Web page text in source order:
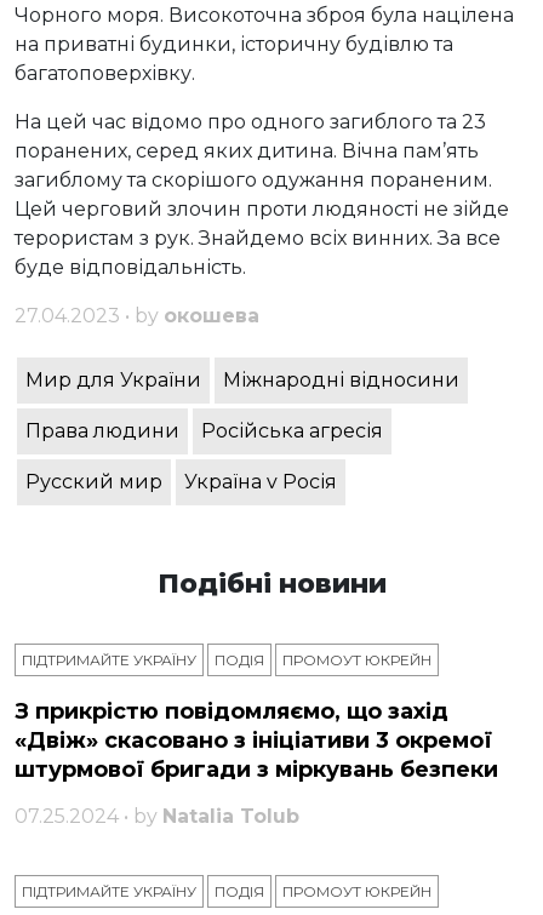
Чорного моря. Високоточна зброя була націлена
на приватні будинки, історичну будівлю та
багатоповерхівку.
На цей час відомо про одного загиблого та 23
поранених, серед яких дитина. Вічна пам’ять
загиблому та скорішого одужання пораненим.
Цей черговий злочин проти людяності не зійде
терористам з рук. Знайдемо всіх винних. За все
буде відповідальність.
27.04.2023 • by окошева
Мир для України Міжнародні відносини
Права людини Російська агресія
Русский мир Україна v Росія
Подібні новини
ПІДТРИМАЙТЕ УКРАЇНУ ПОДІЯ ПРОМОУТ ЮКРЕЙН
З прикрістю повідомляємо, що захід
«Двіж» скасовано з ініціативи 3 окремої
штурмової бригади з міркувань безпеки
07.25.2024 • by Natalia Tolub
ПІДТРИМАЙТЕ УКРАЇНУ ПОДІЯ ПРОМОУТ ЮКРЕЙН